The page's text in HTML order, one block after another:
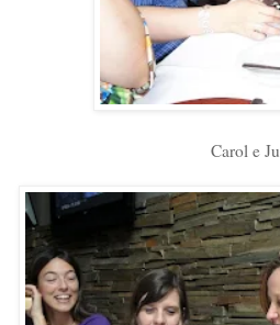
Carol e Ju